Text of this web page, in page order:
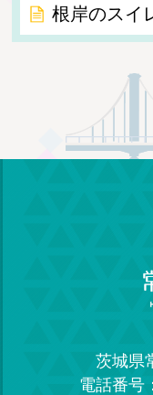
根岸のスイ
茨城県
電話番号